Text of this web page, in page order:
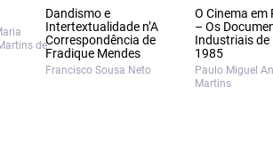
de
Dandismo e
Intertextualidade n’A
Correspondência de
Fradique Mendes
Francisco Sousa Neto
O Cinema em
– Os
Industriais de
1985
Paulo Miguel
Martins